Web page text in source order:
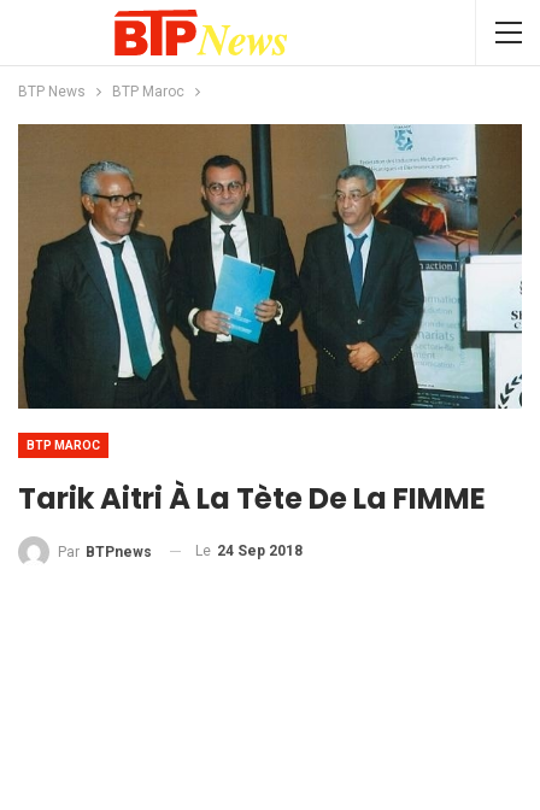
BTP News BTP Maroc
BTP MAROC
Tarik Aitri À La Tète De La FIMME
Par BTPnews Le 24 Sep 2018